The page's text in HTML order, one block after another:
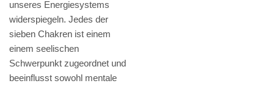
unseres Energiesystems
widerspiegeln. Jedes der
sieben Chakren ist einem
einem seelischen
Schwerpunkt zugeordnet und
beeinflusst sowohl mentale